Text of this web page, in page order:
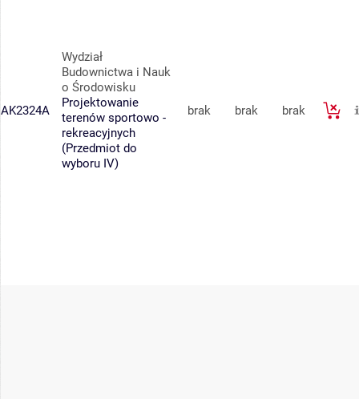
AK2324A
Wydział
Budownictwa i Nauk
o Środowisku
Projektowanie
terenów sportowo -
rekreacyjnych
(Przedmiot do
wyboru IV)
brak brak brak